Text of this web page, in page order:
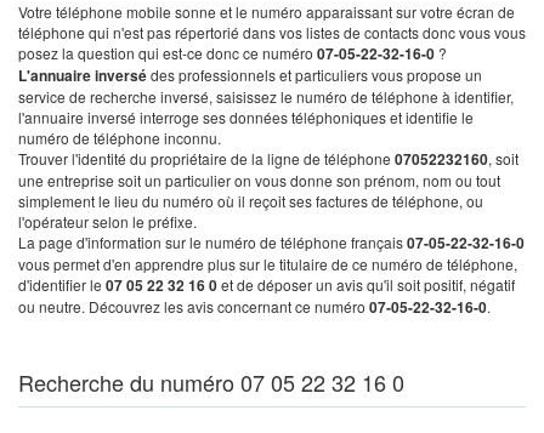
Votre téléphone mobile sonne et le numéro apparaissant sur votre écran de
téléphone qui n'est pas répertorié dans vos listes de contacts donc vous vous
posez la question qui est-ce donc ce numéro 07-05-22-32-16-0 ?
L'annuaire inversédes professionnels et particuliers vous propose un
service de recherche inversé, saisissez le numéro de téléphone à identifier,
l'annuaire inversé interroge ses données téléphoniques et identifie le
numéro de téléphone inconnu.
Trouver l'identité du propriétaire de la ligne de téléphone 07052232160, soit
une entreprise soit un particulier on vous donne son prénom, nom ou tout
simplement le lieu du numéro où il reçoit ses factures de téléphone, ou
l'opérateur selon le préfixe.
La page d'information sur le numéro de téléphone français07-05-22-32-16-0
vous permet d'en apprendre plus sur le titulaire de ce numéro de téléphone,
d'identifier le 07 05 22 32 16 0et de déposer un avis qu'il soit positif, négatif
ou neutre. Découvrez les avis concernant ce numéro 07-05-22-32-16-0.
Recherche du numéro 07 05 22 32 16 0